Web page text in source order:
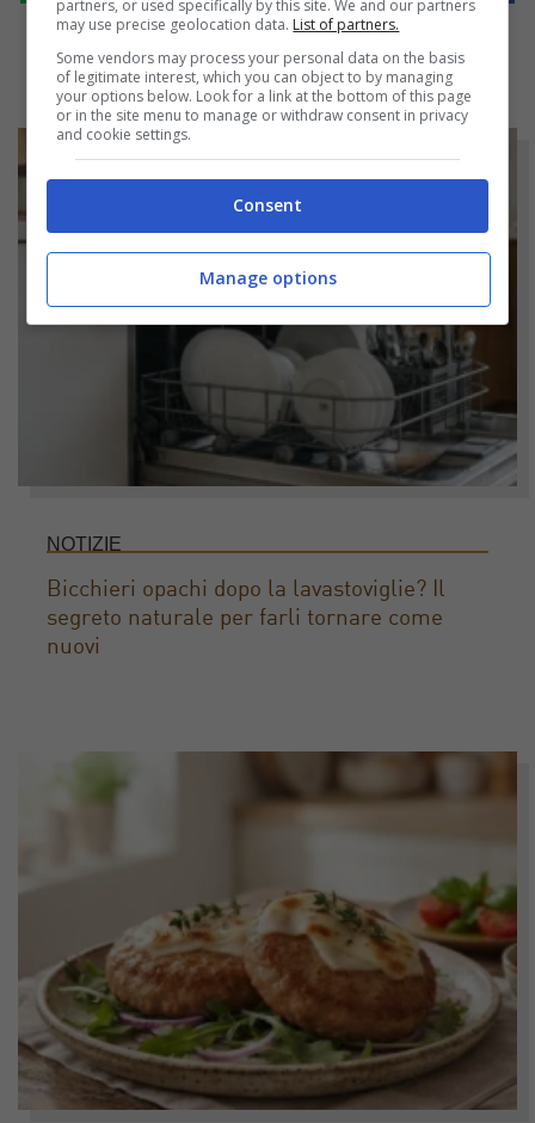
NOTIZIE
Bicchieri opachi dopo la lavastoviglie? Il
segreto naturale per farli tornare come
nuovi
partners, or used specifically by this site. We and our partners
may use precise geolocation data. List of partners.
Some vendors may process your personal data on the basis
of legitimate interest, which you can object to by managing
your options below. Look for a link at the bottom of this page
or in the site menu to manage or withdraw consent in privacy
and cookie settings.
Consent
Manage options